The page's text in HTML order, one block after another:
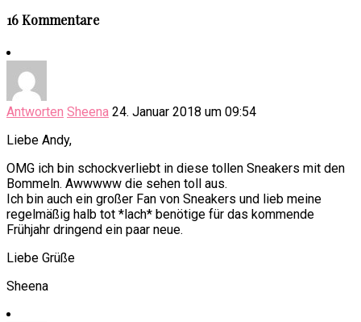
16 Kommentare
Antworten Sheena 24. Januar 2018 um 09:54
Liebe Andy,
OMG ich bin schockverliebt in diese tollen Sneakers mit den
Bommeln. Awwwww die sehen toll aus.
Ich bin auch ein großer Fan von Sneakers und lieb meine
regelmäßig halb tot *lach* benötige für das kommende
Frühjahr dringend ein paar neue.
Liebe Grüße
Sheena